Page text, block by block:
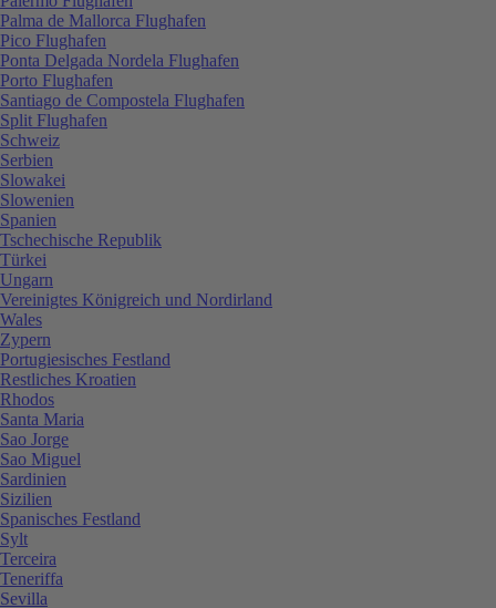
Palma de Mallorca Flughafen
Pico Flughafen
Ponta Delgada Nordela Flughafen
Porto Flughafen
Santiago de Compostela Flughafen
Split Flughafen
Schweiz
Serbien
Slowakei
Slowenien
Spanien
Tschechische Republik
Türkei
Ungarn
Vereinigtes Königreich und Nordirland
Wales
Zypern
Portugiesisches Festland
Restliches Kroatien
Rhodos
Santa Maria
Sao Jorge
Sao Miguel
Sardinien
Sizilien
Spanisches Festland
Sylt
Terceira
Teneriffa
Sevilla